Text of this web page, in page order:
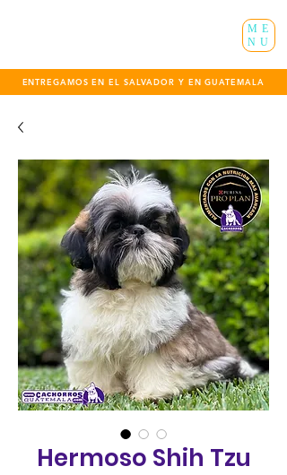
ENTREGAMOS EN EL SALVADOR Y EN GUATEMALA
ME
NU
Hermoso Shih Tzu